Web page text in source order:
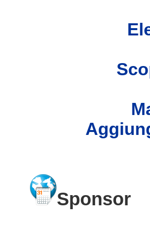
Sponsor